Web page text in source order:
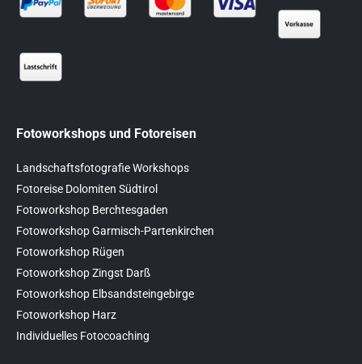
Fotoworkshops und Fotoreisen
Landschaftsfotografie Workshops
Fotoreise Dolomiten Südtirol
Fotoworkshop Berchtesgaden
Fotoworkshop Garmisch-Partenkirchen
Fotoworkshop Rügen
Fotoworkshop Zingst Darß
Fotoworkshop Elbsandsteingebirge
Fotoworkshop Harz
Individuelles Fotocoaching